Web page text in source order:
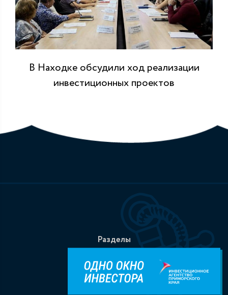
В Находке обсудили ход реализации
инвестиционных проектов
Разделы
О Находке
Администрация